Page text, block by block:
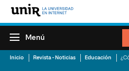
Menú
Inicio Revista - Noticias Educación